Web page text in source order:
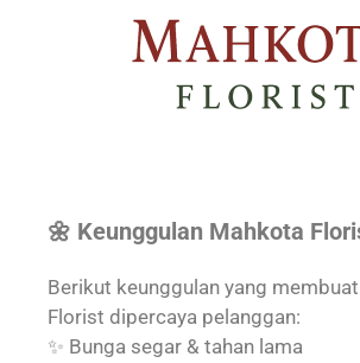
🌼 Keunggulan Mahkota
Berikut keunggulan yang
Florist dipercaya pelanggan:
✨ Bunga segar & tahan lama